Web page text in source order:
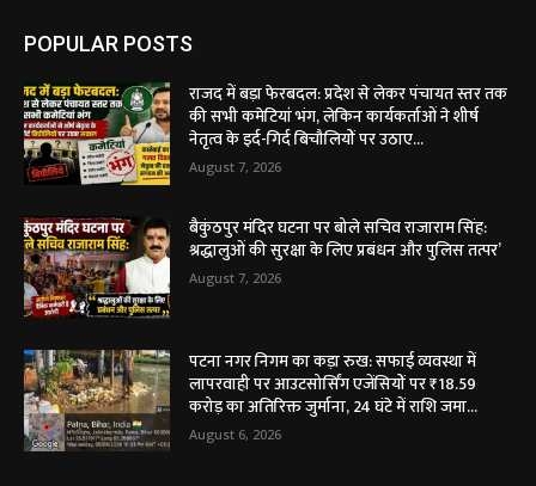
POPULAR POSTS
राजद में बड़ा फेरबदल: प्रदेश से लेकर पंचायत स्तर तक
की सभी कमेटियां भंग, लेकिन कार्यकर्ताओं ने शीर्ष
नेतृत्व के इर्द-गिर्द बिचौलियों पर उठाए...
August 7, 2026
बैकुंठपुर मंदिर घटना पर बोले सचिव राजाराम सिंह:
श्रद्धालुओं की सुरक्षा के लिए प्रबंधन और पुलिस तत्पर’
August 7, 2026
पटना नगर निगम का कड़ा रुख: सफाई व्यवस्था में
लापरवाही पर आउटसोर्सिंग एजेंसियों पर ₹18.59
करोड़ का अतिरिक्त जुर्माना, 24 घंटे में राशि जमा...
August 6, 2026